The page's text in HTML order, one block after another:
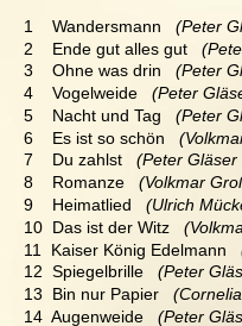
1    Wandersmann
(Peter
2    Ende gut alles gut
3    Ohne was drin (Peter
4    Vogelweide (Peter
5    Nacht und Tag (Peter
6    Es ist so schön
7    Du zahlst
(Peter Gläser
8    Romanze
(Volkmar
9    Heimatlied (Ulrich
10  Das ist der Witz
11  Kaiser König Edelmann
12  Spiegelbrille
(Peter
13  Bin nur Papier
14  Augenweide (Peter